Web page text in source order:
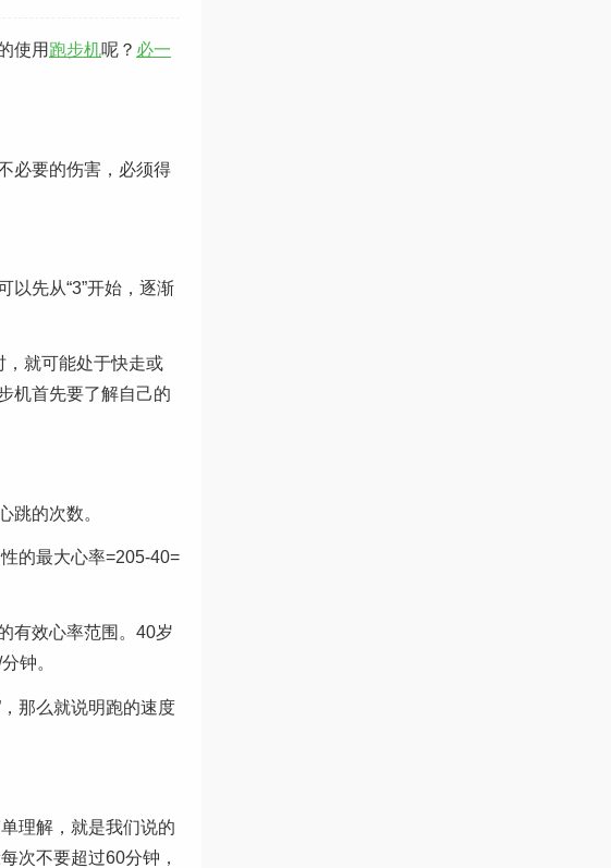
使用 跑步机呢？ 必一
必要的伤害，必须得
先从“3”开始，逐渐
，就可能处于快走或
机首先要了解自己的
跳的次数。
的最大心率=205-40=
有效心率范围。40岁
钟。
那么就说明跑的速度
理解，就是我们说的
次不要超过60分钟，